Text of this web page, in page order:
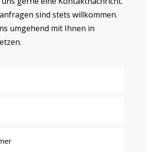
sind stets willkommen.
umgehend mit Ihnen in